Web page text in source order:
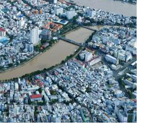
tỉnh.